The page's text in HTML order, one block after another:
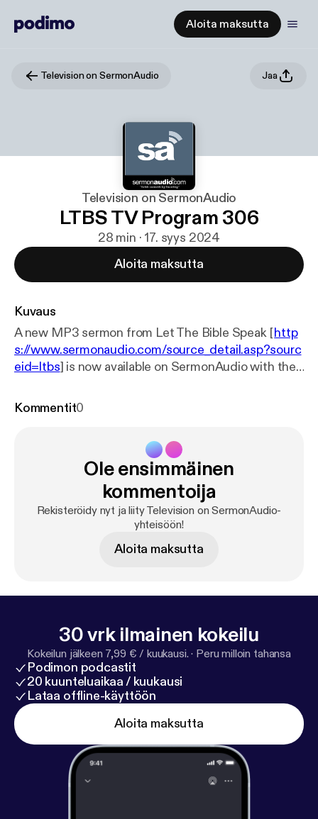
Aloita maksutta
Television on SermonAudio Jaa
Television on SermonAudio
LTBS TV Program 306
28 min · 17. syys 2024
Aloita maksutta
Kuvaus
A new MP3 sermon from Let The Bible Speak [http
s://www.sermonaudio.com/source_detail.asp?sourc
eid=ltbs] is now available on SermonAudio with the
Subtitle: LTBS TV Broadcast Speaker: Glenn
Kommentit0
Ole ensimmäinen
kommentoija
Rekisteröidy nyt ja liity Television on SermonAudio-
yhteisöön!
Aloita maksutta
30 vrk ilmainen kokeilu
Kokeilun jälkeen 7,99 € / kuukausi. · Peru milloin tahansa
Podimon podcastit
20 kuunteluaikaa / kuukausi
Lataa offline-käyttöön
Aloita maksutta